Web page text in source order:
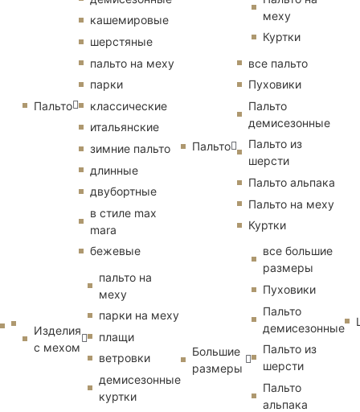
Пальто
кашемировые
шерстяные
пальто на меху
парки
классические
итальянские
зимние пальто
длинные
двубортные
в стиле max
mara
бежевые
Изделия
с мехом
пальто на
меху
парки на меху
плащи
ветровки
демисезонные
куртки
меху
Куртки
Пальто
все пальто
Пуховики
Пальто
демисезонные
Пальто из
шерсти
Пальто альпака
Пальто на меху
Куртки
Большие
размеры
все большие
размеры
Пуховики
Пальто
демисезонные
Пальто из
шерсти
Пальто
альпака